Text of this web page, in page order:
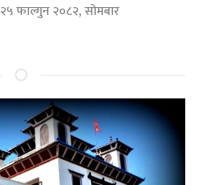
२५ फाल्गुन २०८२, सोमबार